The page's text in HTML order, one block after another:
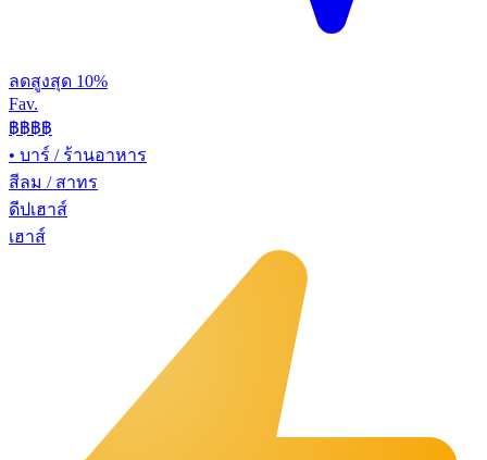
ลดสูงสุด 10%
Fav.
฿฿฿฿
• บาร์ / ร้านอาหาร
สีลม / สาทร
ดีปเฮาส์
เฮาส์